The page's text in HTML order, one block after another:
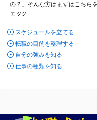
の？」そんな方はまずはこちら
ェック
スケジュールを立てる
転職の目的を整理する
自分の強みを知る
仕事の種類を知る